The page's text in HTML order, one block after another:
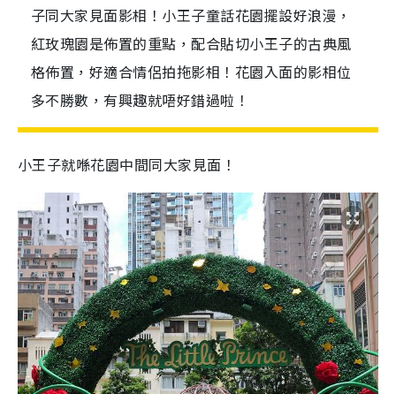
子同大家見面影相！小王子童話花園擺設好浪漫，
紅玫瑰園是佈置的重點，配合貼切小王子的古典風
格佈置，好適合情侶拍拖影相！花園入面的影相位
多不勝數，有興趣就唔好錯過啦！
小王子就喺花園中間同大家見面！